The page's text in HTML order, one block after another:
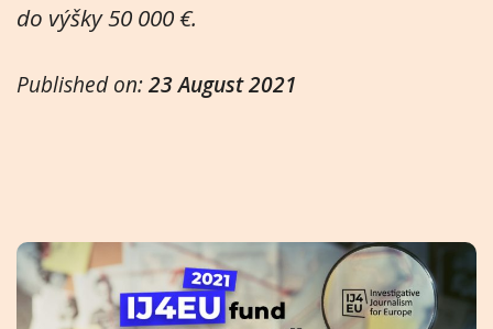
do výšky 50 000 €.
Published on:23 August 2021